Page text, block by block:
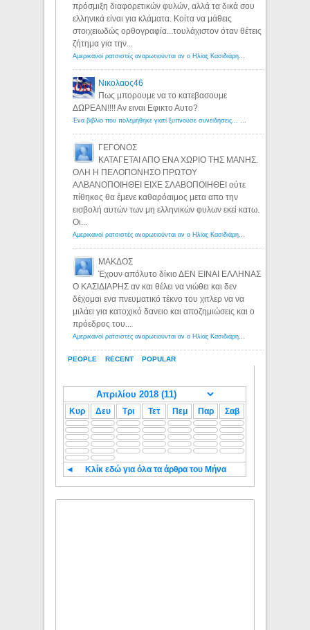
PEOPLE RECENT POPULAR
πρόσμιξη διαφορετικών φυλών, αλλά τα δικά σου
ελληνικά είναι για κλάματα. Κοίτα να μάθεις
στοιχειωδώς ορθογραφία...τουλάχιστον όταν θέτεις
ζήτημα για την...
Αμερικανοί ρατσιστές αναρωτιούνται αν ο Ηλίας Κασιδιάρης ανήκει στη λευκή φυλή... - Λόγιος Ερμής
Νικολαος46
Πως μπορουμε να το κατεβασουμε
ΔΩΡΕΑΝ!!!! Αν ειναι Εφικτο Αυτο?
Ένα βιβλίο που πολεμήθηκε γιατί ξυπνούσε συνειδήσεις... - Λόγιος Ερμής | Η γνώση ξεκινάει με την αναζήτηση...
ΓΕΓΟΝΟΣ
ΚΑΤΑΓΕΤΑΙ ΑΠΟ ΕΝΑ ΧΩΡΙΟ ΤΗΣ ΜΑΝΗΣ.
ΟΛΗ Η ΠΕΛΟΠΟΝΗΣΟ ΠΡΩΤΟΥ
ΑΛΒΑΝΟΠΟΙΗΘΕΙ ΕΙΧΕ ΣΛΑΒΟΠΟΙΗΘΕΙ ούτε
πίθηκος θα έμενε καθαρόαιμος μετα απο την
εισβολή αυτών των μη ελληνικών φυλων εκεί κατω.
Οι...
Αμερικανοί ρατσιστές αναρωτιούνται αν ο Ηλίας Κασιδιάρης ανήκει στη λευκή φυλή... - Λόγιος Ερμής
ΜΑΚΔΟΣ
Έχουν απόλυτο δίκιο ΔΕΝ ΕΙΝΑΙ ΕΛΛΗΝΑΣ
Ο ΚΑΣΙΔΙΑΡΗΣ αν και θέλει να νιώθει και δεν
δέχομαι ενα πνευματικό τέκνο του χιτλερ να να
μιλάει για κατοχικό δανειο και αποζημιώσεις και ο
πρόεδρος του...
Αμερικανοί ρατσιστές αναρωτιούνται αν ο Ηλίας Κασιδιάρης ανήκει στη λευκή φυλή... - Λόγιος Ερμής
Κυρ Δευ Τρι Τετ Πεμ Παρ Σαβ
◄ Κλίκ εδώ για όλα τα άρθρα του Μήνα